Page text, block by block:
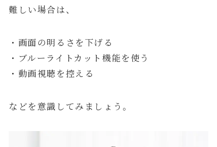
難しい場合は、
・画面の明るさを下げる
・ブルーライトカット機能を使う
・動画視聴を控える
などを意識してみましょう。